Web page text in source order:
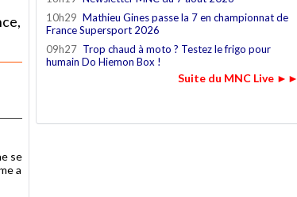
se
a
10h29 Mathieu Gines passe la 7 en championnat de
France Supersport 2026
09h27 Trop chaud à moto ? Testez le frigo pour
humain Do Hiemon Box !
Suite du MNC Live ►►